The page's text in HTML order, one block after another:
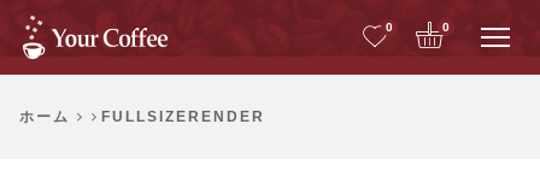
0 0
ホーム FULLSIZERENDER